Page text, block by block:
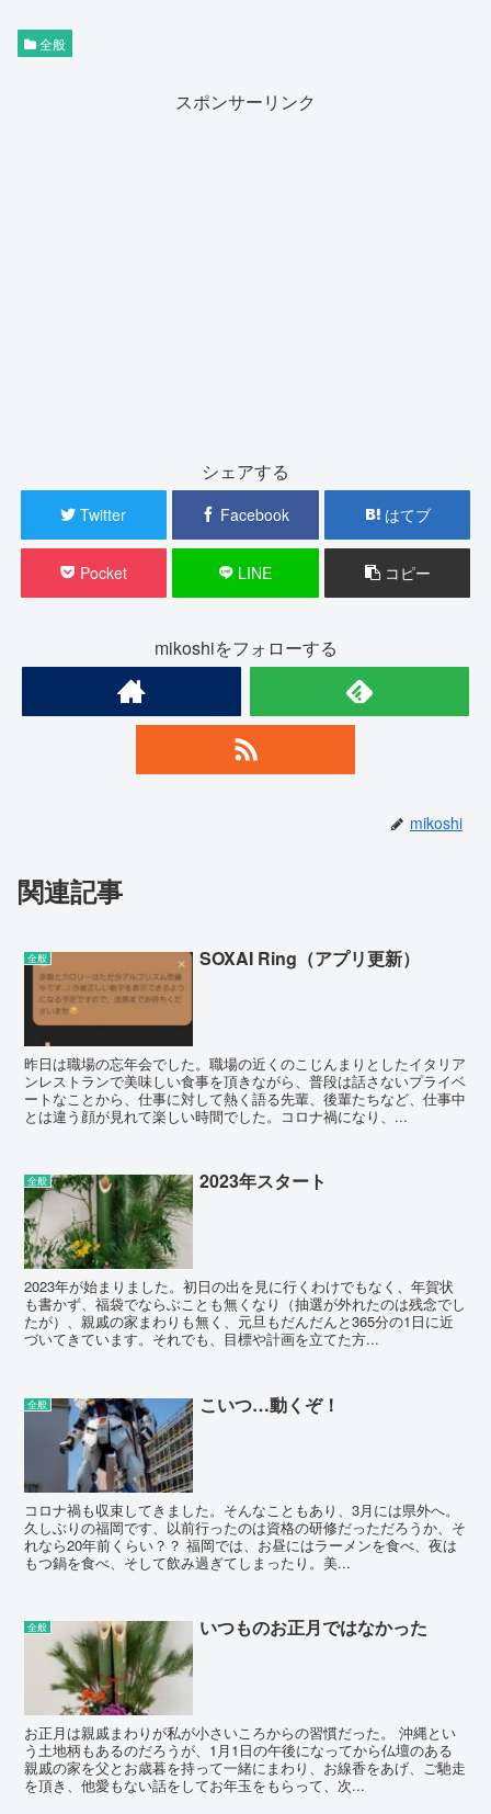
全般
スポンサーリンク
シェアする
Twitter Facebook はてブ
Pocket LINE コピー
mikoshiをフォローする
mikoshi
関連記事
全般 SOXAI Ring（アプリ更新）
昨日は職場の忘年会でした。職場の近くのこじんまりとしたイタリア
ンレストランで美味しい食事を頂きながら、普段は話さないプライベ
ートなことから、仕事に対して熱く語る先輩、後輩たちなど、仕事中
とは違う顔が見れて楽しい時間でした。コロナ禍になり、...
全般 2023年スタート
2023年が始まりました。初日の出を見に行くわけでもなく、年賀状
も書かず、福袋でならぶことも無くなり（抽選が外れたのは残念でし
たが）、親戚の家まわりも無く、元旦もだんだんと365分の1日に近
づいてきています。それでも、目標や計画を立てた方...
全般 こいつ…動くぞ！
コロナ禍も収束してきました。そんなこともあり、3月には県外へ。
久しぶりの福岡です、以前行ったのは資格の研修だっただろうか、そ
れなら20年前くらい？？ 福岡では、お昼にはラーメンを食べ、夜は
もつ鍋を食べ、そして飲み過ぎてしまったり。美...
全般 いつものお正月ではなかった
お正月は親戚まわりが私が小さいころからの習慣だった。 沖縄とい
う土地柄もあるのだろうが、1月1日の午後になってから仏壇のある
親戚の家を父とお歳暮を持って一緒にまわり、お線香をあげ、ご馳走
を頂き、他愛もない話をしてお年玉をもらって、次...